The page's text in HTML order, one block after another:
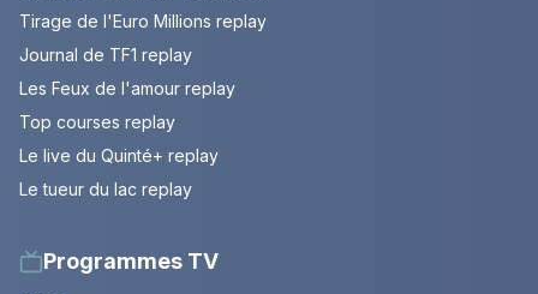
Tirage de l'Euro Millions replay
Journal de TF1 replay
Les Feux de l'amour replay
Top courses replay
Le live du Quinté+ replay
Le tueur du lac replay
Programmes TV